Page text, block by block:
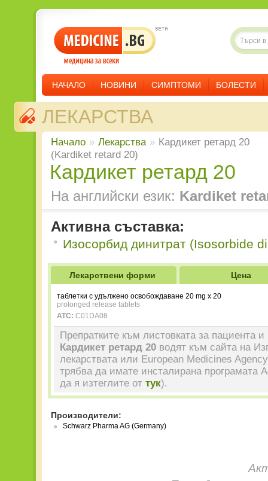
НАЧАЛО НОВИНИ СИМПТОМИ БОЛЕСТИ
ЛЕКАРСТВА
Начало » Лекарства » Кардикет ретард 20
(Kardiket retard 20)
Кардикет ретард 20
На английски език: Kardiket
Активна съставка:
Изосорбид динитрат (Isosorbide
Лекарствени форми Цена
таблетки с удължено освобождаване 20 mg x 20
prolonged release tablets
ATC: C01DA08
Препратките към листовката за пациента и
Кардикет ретард 20 водят към сайта на
лекарствата или European Medicines
трябва да имате инсталирана програмата
да я изтеглите от тук).
Производители:
Schwarz Pharma AG (Germany)